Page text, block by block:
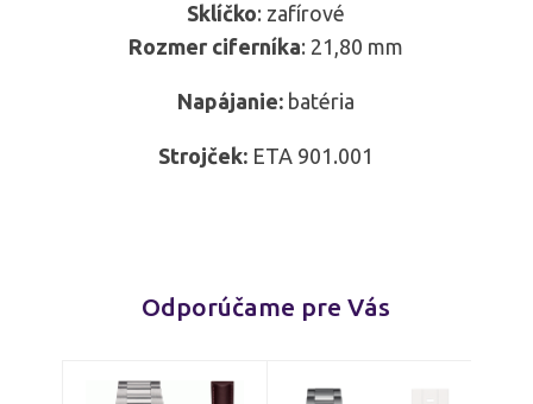
Sklíčko: zafírové
Rozmer ciferníka: 21,80 mm
Napájanie: batéria
Strojček: ETA 901.001
Odporúčame pre Vás